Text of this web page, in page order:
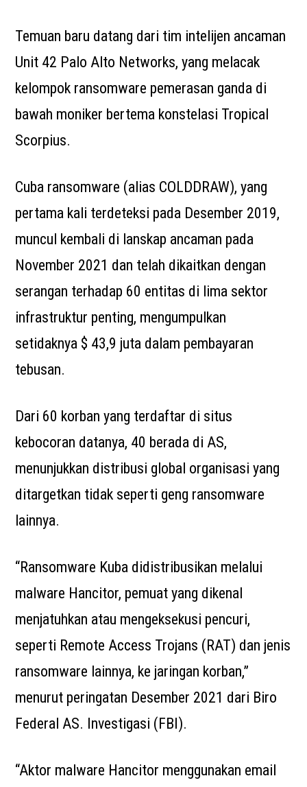
Temuan baru datang dari tim intelijen ancaman
Unit 42 Palo Alto Networks, yang melacak
kelompok ransomware pemerasan ganda di
bawah moniker bertema konstelasi Tropical
Scorpius.
Cuba ransomware (alias COLDDRAW), yang
pertama kali terdeteksi pada Desember 2019,
muncul kembali di lanskap ancaman pada
November 2021 dan telah dikaitkan dengan
serangan terhadap 60 entitas di lima sektor
infrastruktur penting, mengumpulkan
setidaknya $ 43,9 juta dalam pembayaran
tebusan.
Dari 60 korban yang terdaftar di situs
kebocoran datanya, 40 berada di AS,
menunjukkan distribusi global organisasi yang
ditargetkan tidak seperti geng ransomware
lainnya.
“Ransomware Kuba didistribusikan melalui
malware Hancitor, pemuat yang dikenal
menjatuhkan atau mengeksekusi pencuri,
seperti Remote Access Trojans (RAT) dan jenis
ransomware lainnya, ke jaringan korban,”
menurut peringatan Desember 2021 dari Biro
Federal AS. Investigasi (FBI).
“Aktor malware Hancitor menggunakan email